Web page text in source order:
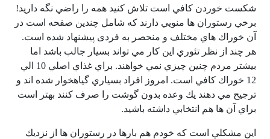
شكست خوردن كافي است تلاش كنيد همه را راضي نگه داريد!
برخي رستوران ها منويي دارند كه شامل چندين صفحه است در
آن خوراك هاي مختلف و منحصر به فردی پيشنهاد شده است.
هر چند از نظر تئوري اين كار مي تواند بسيار جالب باشد اما
بيشتر مردم چنين چيزي نمي خواهند. براي غذاي اصلي 10 الي
12 خوراك كافي است. امروز افراد بسياري گیاهخوار شده اند و
ترجيح مي دهند يك وعده بدون گوشت را صرف كنند بهتر است
براي آن ها هم انتخابي داشته باشيد.
اين مشكلي است كه خودم هم بارها در رستوران ها از نزديك